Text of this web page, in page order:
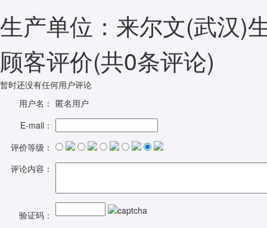
生产单位：来尔文(武汉)
顾客评价(共0条评论)
暂时还没有任何用户评论
用户名： 匿名用户
E-mail：
评价等级：
评论内容：
验证码：